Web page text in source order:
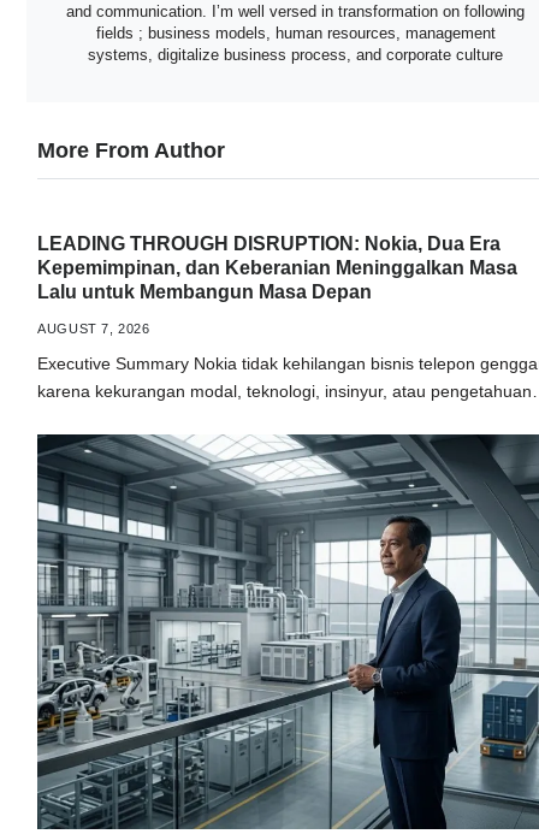
and communication. I’m well versed in transformation on following
fields ; business models, human resources, management
systems, digitalize business process, and corporate culture
More From Author
LEADING THROUGH DISRUPTION: Nokia, Dua Era
Kepemimpinan, dan Keberanian Meninggalkan Masa
Lalu untuk Membangun Masa Depan
AUGUST 7, 2026
Executive Summary Nokia tidak kehilangan bisnis telepon
karena kekurangan modal, teknologi, insinyur, atau